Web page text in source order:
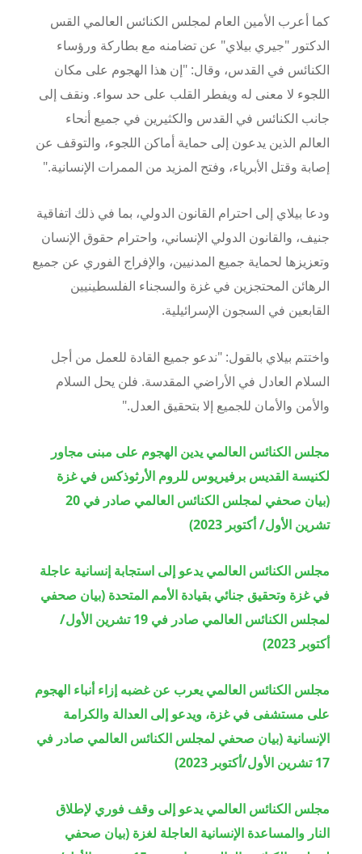
كما أعرب الأمين العام لمجلس الكنائس العالمي القس
الدكتور "جيري بيلاي" عن تضامنه مع بطاركة ورؤساء
الكنائس في القدس، وقال: "إن هذا الهجوم على مكان
اللجوء لا معنى له ويفطر القلب على حد سواء. ونقف إلى
جانب الكنائس في القدس والكثيرين في جميع أنحاء
العالم الذين يدعون إلى حماية أماكن اللجوء، والتوقف عن
إصابة وقتل الأبرياء، وفتح المزيد من الممرات الإنسانية."
ودعا بيلاي إلى احترام القانون الدولي، بما في ذلك اتفاقية
جنيف، والقانون الدولي الإنساني، واحترام حقوق الإنسان
وتعزيزها لحماية جميع المدنيين، والإفراج الفوري عن جميع
الرهائن المحتجزين في غزة والسجناء الفلسطينيين
القابعين في السجون الإسرائيلية.
واختتم بيلاي بالقول: "ندعو جميع القادة للعمل من أجل
السلام العادل في الأراضي المقدسة. فلن يحل السلام
والأمن والأمان للجميع إلا بتحقيق العدل."
مجلس الكنائس العالمي يدين الهجوم على مبنى مجاور
لكنيسة القديس برفيريوس للروم الأرثوذكس في غزة
(بيان صحفي لمجلس الكنائس العالمي صادر في 20
تشرين الأول/ أكتوبر 2023)
مجلس الكنائس العالمي يدعو إلى استجابة إنسانية عاجلة
في غزة وتحقيق جنائي بقيادة الأمم المتحدة (بيان صحفي
لمجلس الكنائس العالمي صادر في 19 تشرين الأول/
أكتوبر 2023)
مجلس الكنائس العالمي يعرب عن غضبه إزاء أنباء الهجوم
على مستشفى في غزة، ويدعو إلى العدالة والكرامة
الإنسانية (بيان صحفي لمجلس الكنائس العالمي صادر في
17 تشرين الأول/أكتوبر 2023)
مجلس الكنائس العالمي يدعو إلى وقف فوري لإطلاق
النار والمساعدة الإنسانية العاجلة لغزة (بيان صحفي